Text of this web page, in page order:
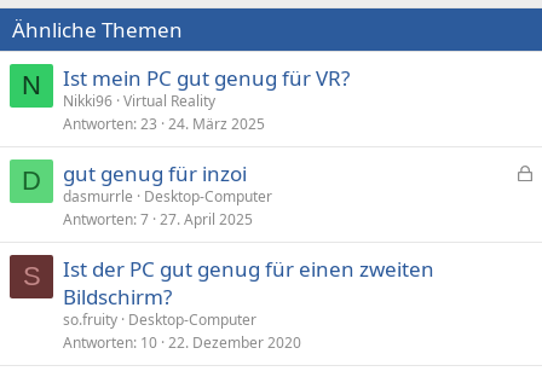
i
o
n
e
n
:
Ähnliche Themen
N Ist mein PC gut genug für VR?
Nikki96 Virtual Reality
Antworten 23 24. März 2025
D
p
gut genug für inzoi
dasmurrle
Desktop-Computer
Antworten 7 27. April 2025
S
Ist der PC gut genug für einen zweiten
Bildschirm?
so.fruity Desktop-Computer
Antworten 10 22. Dezember 2020